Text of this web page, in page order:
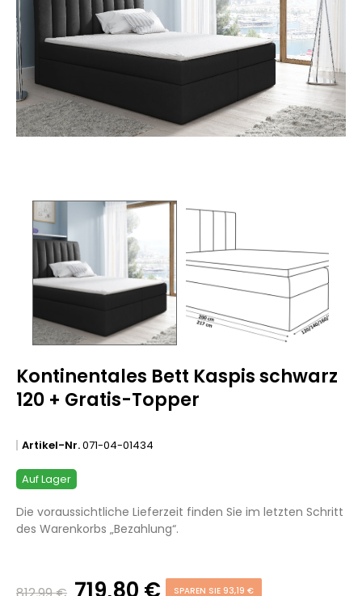
Kontinentales Bett Kaspis schwarz
120 + Gratis-Topper
Artikel-Nr.071-04-01434
Auf Lager
Die voraussichtliche Lieferzeit finden Sie im letzten Schritt
des Warenkorbs „Bezahlung“.
SPAREN SIE 93,19 €